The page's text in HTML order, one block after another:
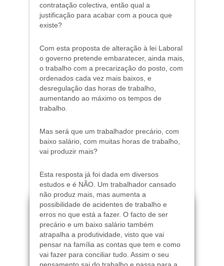
contratação colectiva, então qual a
justificação para acabar com a pouca que
existe?
Com esta proposta de alteração à lei Laboral
o governo pretende embaratecer, ainda mais,
o trabalho com a precarização do posto, com
ordenados cada vez mais baixos, e
desregulação das horas de trabalho,
aumentando ao máximo os tempos de
trabalho.
Mas será que um trabalhador precário, com
baixo salário, com muitas horas de trabalho,
vai produzir mais?
Esta resposta já foi dada em diversos
estudos e é NÃO. Um trabalhador cansado
não produz mais, mas aumenta a
possibilidade de acidentes de trabalho e
erros no que está a fazer. O facto de ser
precário e um baixo salário também
atrapalha a produtividade, visto que vai
pensar na família as contas que tem e como
vai fazer para conciliar tudo. Assim o seu